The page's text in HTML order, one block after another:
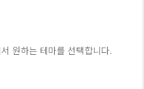
원하는 테마를 선택합니다.